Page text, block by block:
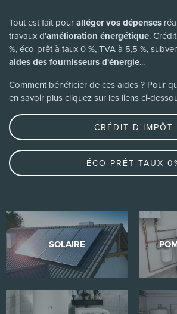
Tout est fait pour alléger vos dépenses
travaux d'amélioration énergétique.
%, éco-prêt à taux 0 %, TVA à 5,5 %,
aides des fournisseurs d'énergie...
Comment bénéficier de ces aides ? Pour
en savoir plus cliquez sur les liens ci-
CRÉDIT D'IMPÔT
ÉCO-PRÊT TAUX
SOLAIRE